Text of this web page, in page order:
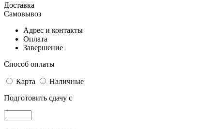
Доставка
Самовывоз
Адрес и контакты
Оплата
Завершение
Способ оплаты
Карта
Наличные
Подготовить сдачу с